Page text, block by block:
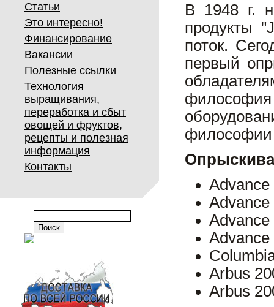
Статьи
Это интересно!
Финансирование
Вакансии
Полезные ссылки
Технология
выращивания,
переработка и сбыт
овощей и фруктов,
рецепты и полезная
информация
Контакты
В 1948 г.
продукты
поток.
первый
философия
философии
Advance
Arbus
Arbus